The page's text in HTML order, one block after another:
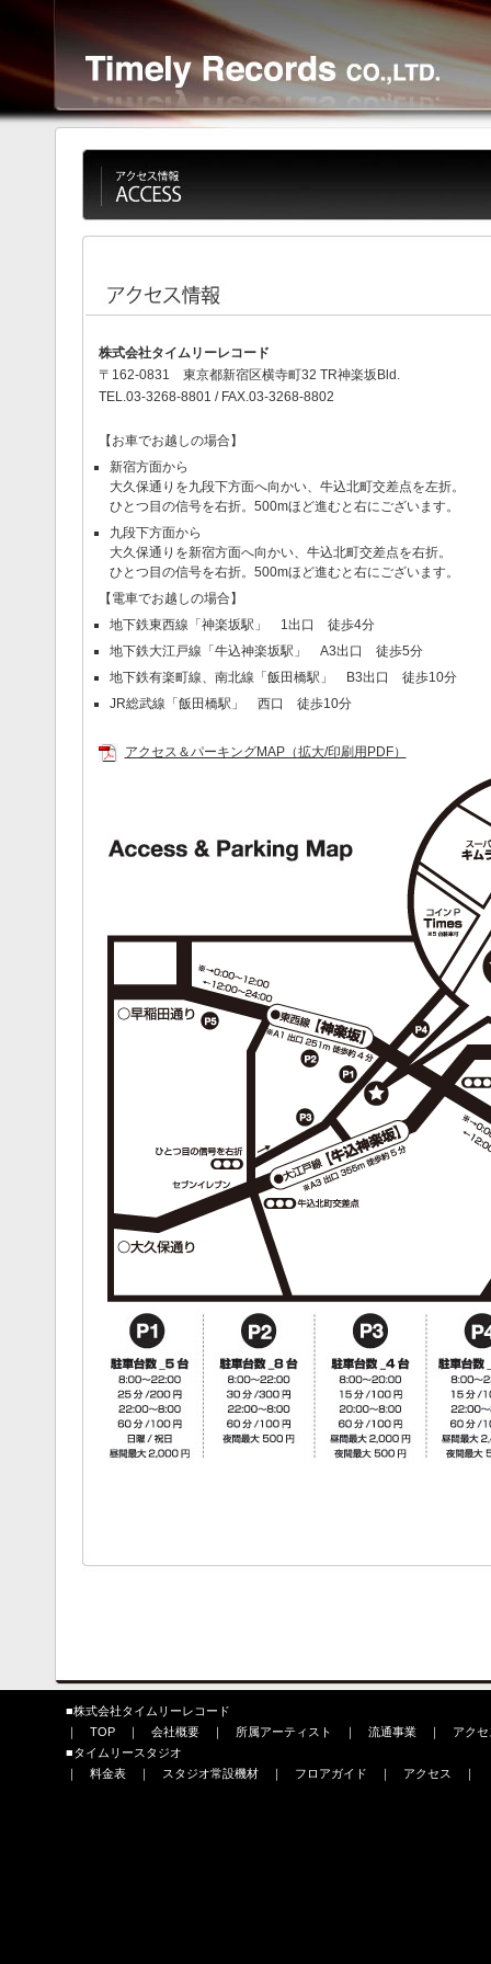
株式会社タイムリーレコード
〒162-0831 東京都新宿区横寺町32 TR神楽坂Bld.
TEL.03-3268-8801 / FAX.03-3268-8802
【お車でお越しの場合】
新宿方面から
大久保通りを九段下方面へ向かい、牛込北町交差点を左折。
ひとつ目の信号を右折。500mほど進むと右にございます。
九段下方面から
大久保通りを新宿方面へ向かい、牛込北町交差点を右折。
ひとつ目の信号を右折。500mほど進むと右にございます。
【電車でお越しの場合】
地下鉄東西線「神楽坂駅」 1出口 徒歩4分
地下鉄大江戸線「牛込神楽坂駅」 A3出口 徒歩5分
地下鉄有楽町線、南北線「飯田橋駅」 B3出口 徒歩10分
JR総武線「飯田橋駅」 西口 徒歩10分
アクセス＆パーキングMAP（拡大/印刷用PDF）
■株式会社タイムリーレコード
｜ TOP｜ 会社概要｜ 所属アーティスト ｜ 流通事業｜
アクセ
■タイムリースタジオ
｜ 料金表｜ スタジオ常設機材｜ フロアガイド ｜ アクセス ｜